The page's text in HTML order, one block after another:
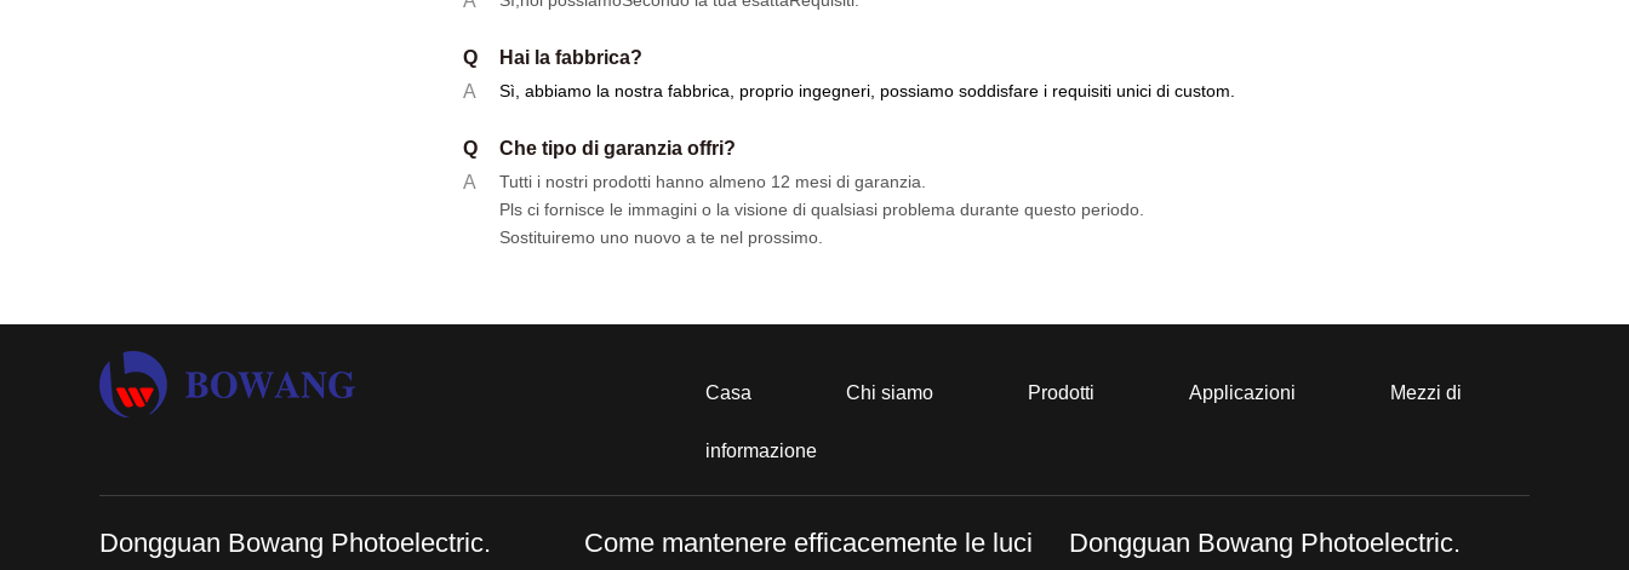
Q
Hai la fabbrica?
A
Sì, abbiamo la nostra fabbrica, proprio ingegneri, possiamo soddisfare i requisiti unici di custom.
Q
Che tipo di garanzia offri?
A
Tutti i nostri prodotti hanno almeno 12 mesi di garanzia.
Pls ci fornisce le immagini o la visione di qualsiasi problema durante questo periodo.
Sostituiremo uno nuovo a te nel prossimo.
Casa Chi siamo Prodotti Applicazioni Mezzi di
informazione
Dongguan Bowang Photoelectric. Come mantenere efficacemente le luci Dongguan Bowang Photoelectric.